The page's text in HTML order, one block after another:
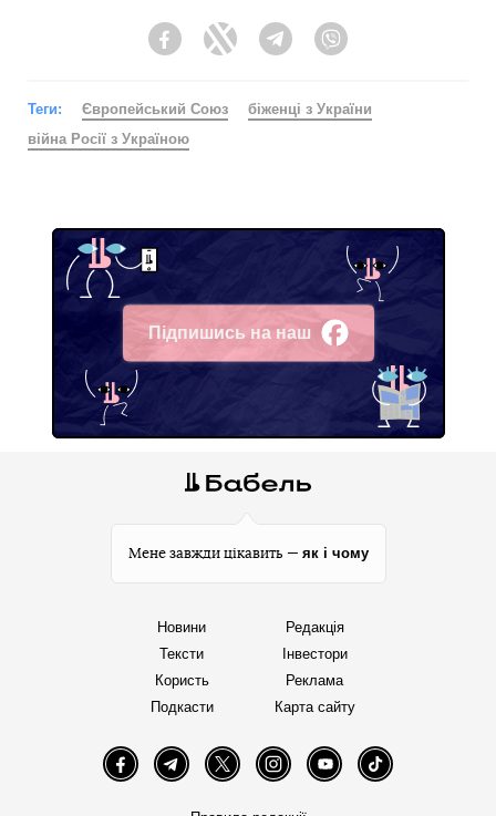
FacebookTwitter Telegram
Теги: Європейський Союз
біженці з України
війна Росії з Україною
Підпишись на наш
Facebook
Мене завжди цікавить — як і чому
Новини
Тексти
Користь
Подкасти
Редакція
Інвестори
Реклама
Карта сайту
FacebookTelegramTwitter InstagramYouTube TikTok